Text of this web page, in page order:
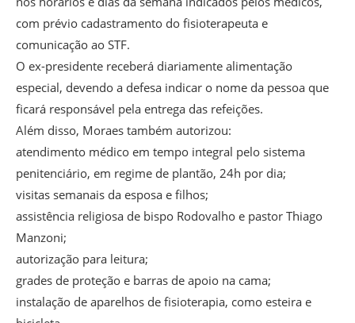
com prévio cadastramento do fisioterapeuta e
comunicação ao STF.
O ex-presidente receberá diariamente alimentação
especial, devendo a defesa indicar o nome da pessoa que
ficará responsável pela entrega das refeições.
Além disso, Moraes também autorizou:
atendimento médico em tempo integral pelo sistema
penitenciário, em regime de plantão, 24h por dia;
visitas semanais da esposa e filhos;
assistência religiosa de bispo Rodovalho e pastor Thiago
Manzoni;
autorização para leitura;
grades de proteção e barras de apoio na cama;
instalação de aparelhos de fisioterapia, como esteira e